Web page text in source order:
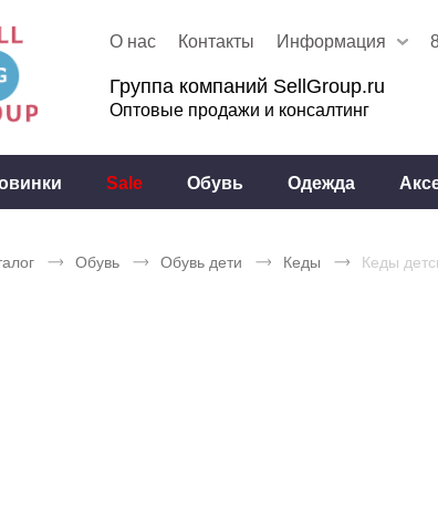
О нас Контакты Информация
Группа компаний SellGroup.ru
Оптовые продажи и консалтинг
Sale Обувь Одежда
Обувь Обувь дети Кеды Кеды